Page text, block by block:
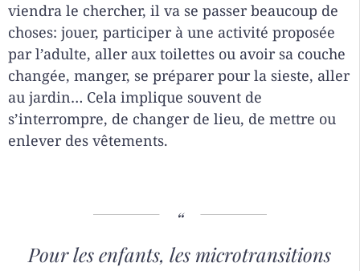
viendra le chercher, il va se passer beaucoup de
choses: jouer, participer à une activité proposée
par l’adulte, aller aux toilettes ou avoir sa couche
changée, manger, se préparer pour la sieste, aller
au jardin… Cela implique souvent de
s’interrompre, de changer de lieu, de mettre ou
enlever des vêtements.
Pour les enfants, les microtransitions